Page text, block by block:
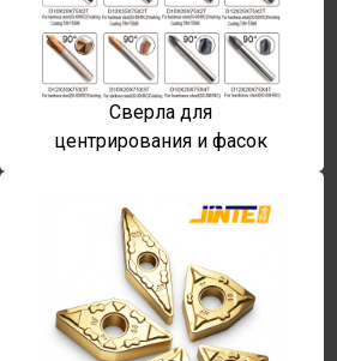
Сверла для
центрирования и фасок